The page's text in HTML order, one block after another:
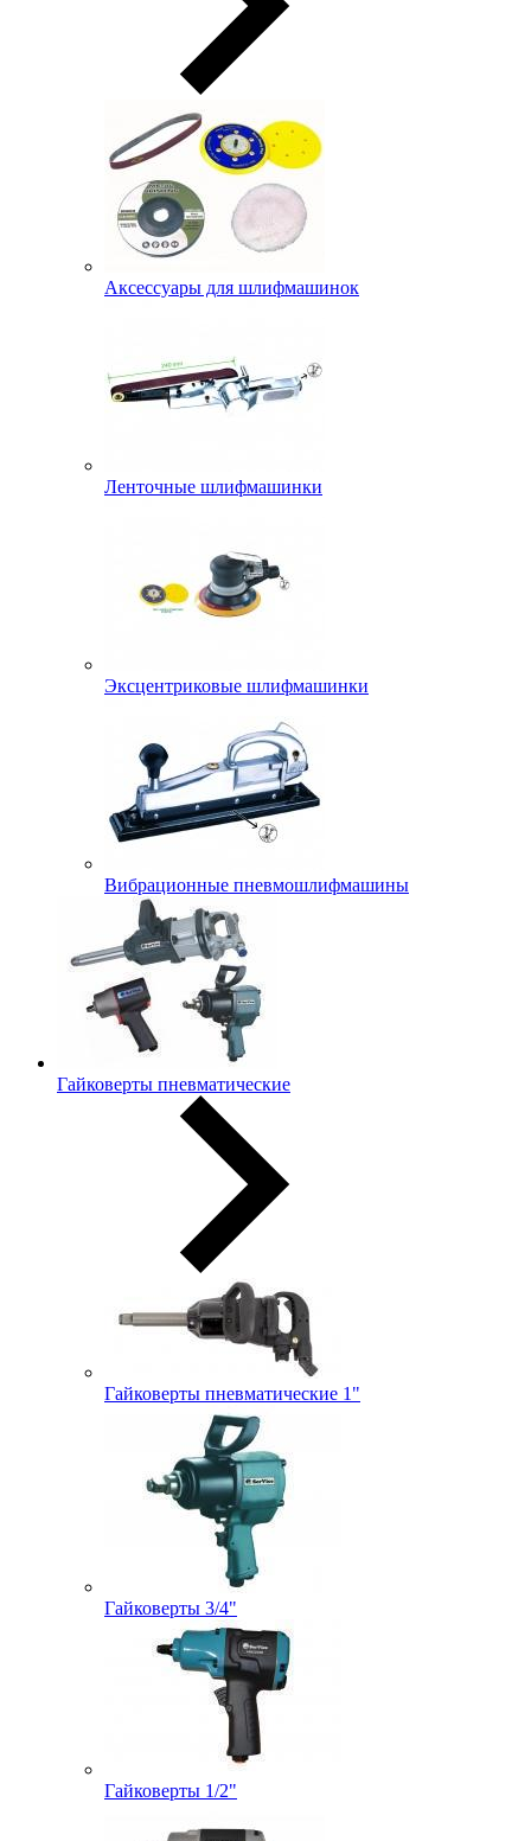
Аксессуары для шлифмашинок
Ленточные шлифмашинки
Эксцентриковые шлифмашинки
Вибрационные пневмошлифмашины
Гайковерты пневматические
Гайковерты пневматические 1"
Гайковерты 3/4"
Гайковерты 1/2"